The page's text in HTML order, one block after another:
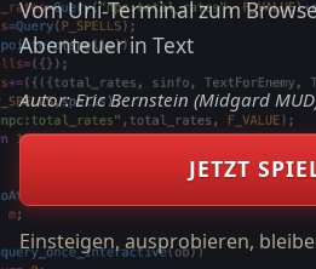
Vom Uni-Terminal zum
Abenteuer in Text
Autor: Eric Bernstein (Midgard
JETZT
Einsteigen, ausprobieren,